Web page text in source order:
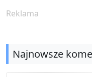
Reklama
Najnowsze